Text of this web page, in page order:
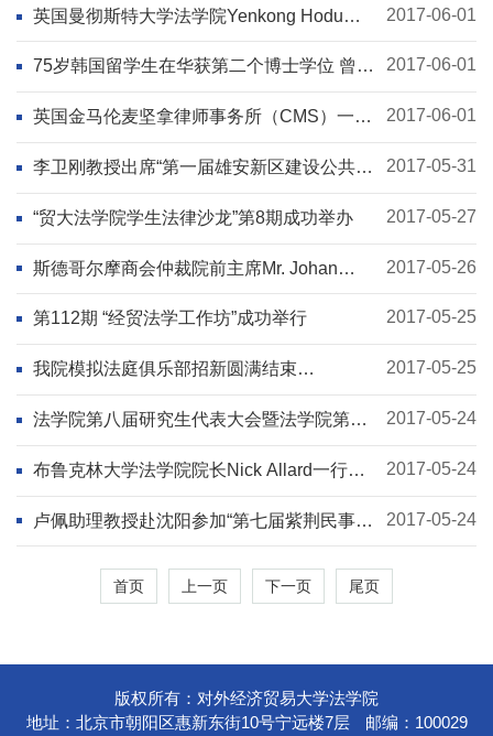
英国曼彻斯特大学法学院Yenkong Hodu教
授访问法学院
2017-06-01
75岁韩国留学生在华获第二个博士学位 曾任
检察官20年
2017-06-01
英国金马伦麦坚拿律师事务所（CMS）一行
访问法学院
2017-06-01
李卫刚教授出席“第一届雄安新区建设公共政
策智库论坛”
2017-05-31
“贸大法学院学生法律沙龙”第8期成功举办 2017-05-27
斯德哥尔摩商会仲裁院前主席Mr. Johan
Gernandt先生在贸大法学院做学术讲座
2017-05-26
第112期 “经贸法学工作坊”成功举行 2017-05-25
我院模拟法庭俱乐部招新圆满结束
2017（第二届）梯队会员名单出炉
2017-05-25
法学院第八届研究生代表大会暨法学院第八
届分团委研究生会换届选举大会顺利召开
2017-05-24
布鲁克林大学法学院院长Nick Allard一行访
问法学院
2017-05-24
卢佩助理教授赴沈阳参加“第七届紫荆民事诉
讼青年沙龙”
2017-05-24
首页 上一页 下一页 尾页
版权所有：对外经济贸易大学法学院
地址：北京市朝阳区惠新东街10号宁远楼7层
邮编：100029